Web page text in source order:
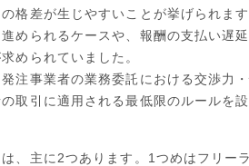
格差が生じやすいことが挙げられま
められるケースや、報酬の支払い遅
められていました。
注事業者の業務委託における交渉力
取引に適用される最低限のルールを
、主に2つあります。1つめはフリー